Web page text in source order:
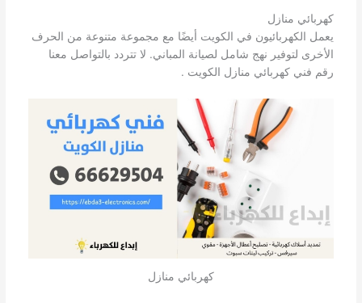
كهربائي منازل
يعمل الكهربائيون في الكويت أيضًا مع مجموعة متنوعة من الحرف
الأخرى لتوفير نهج شامل لصيانة المباني. لا تتردد بالتواصل معنا
رقم فني كهربائي منازل الكويت .
كهربائي منازل